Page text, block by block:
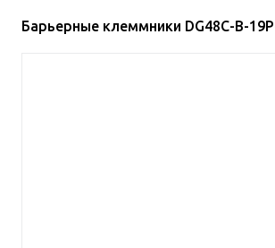
Барьерные клеммники DG48C-B-